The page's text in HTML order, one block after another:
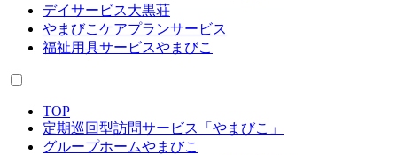
デイサービス大黒荘
やまびこケアプランサービス
福祉用具サービスやまびこ
TOP
定期巡回型訪問サービス「やまびこ」
グループホームやまびこ